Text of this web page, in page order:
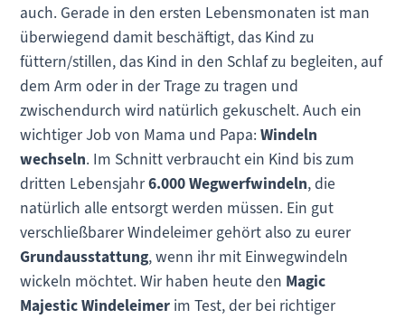
auch. Gerade in den ersten Lebensmonaten ist man
überwiegend damit beschäftigt, das Kind zu
füttern/stillen, das Kind in den Schlaf zu begleiten, auf
dem Arm oder in der Trage zu tragen und
zwischendurch wird natürlich gekuschelt. Auch ein
wichtiger Job von Mama und Papa:Windeln
wechseln. Im Schnitt verbraucht ein Kind bis zum
dritten Lebensjahr6.000 Wegwerfwindeln, die
natürlich alle entsorgt werden müssen. Ein gut
verschließbarer Windeleimer gehört also zu eurer
Grundausstattung, wenn ihr mit Einwegwindeln
wickeln möchtet. Wir haben heute den Magic
Majestic Windeleimer im Test, der bei richtiger